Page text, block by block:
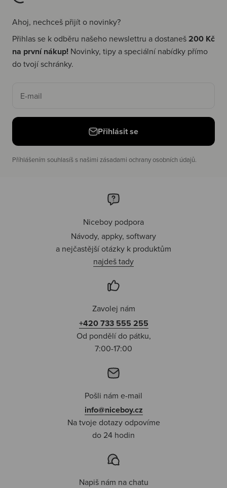
Ahoj, nechceš přijít o novinky?
Přihlas se k odběru našeho newslettru a dostaneš200 Kč
na první nákup! Novinky, tipy a speciální nabídky přímo
do tvojí schránky.
E-mail
Přihlásit se
Příhlášením souhlasíš s našimi zásadami ochrany osobních údajů.
Niceboy podpora
Návody, appky, softwary
a nejčastější otázky k produktům
najdeš tady
Zavolej nám
+420 733 555 255
Od pondělí do pátku,
7:00-17:00
Pošli nám e-mail
info@niceboy.cz
Na tvoje dotazy odpovíme
do 24 hodin
Napiš nám na chatu